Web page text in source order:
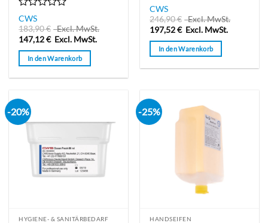
Bewertet
mit
0
von
5
CWS
183,90€
Excl. MwSt.
147,12€ Excl. MwSt.
In den Warenkorb
Bewertet
mit
0
von
5
CWS
246,90€
Excl. MwSt.
197,52€ Excl. MwSt.
In den Warenkorb
-20%
HYGIENE- & SANITÄRBEDARF
-25%
HANDSEIFEN